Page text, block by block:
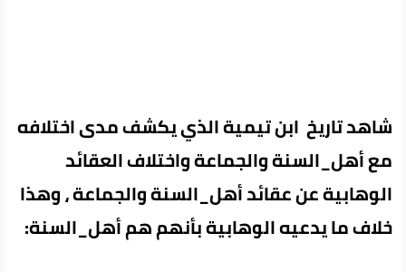
شاهد تاريخ ابن تيمية الذي يكشف مدى اختلافه
مع أهل_السنة والجماعة واختلاف العقائد
الوهابية عن عقائد أهل_السنة والجماعة ، وهذا
خلاف ما يدعيه الوهابية بأنهم هم أهل_السنة: